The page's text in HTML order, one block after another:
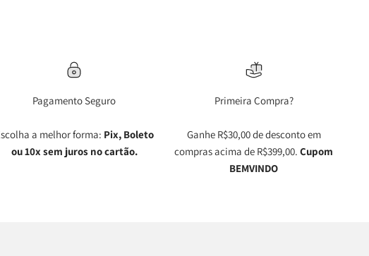
Pagamento Seguro
a melhor forma: Pix, Boleto
ou 10x sem juros no cartão.
Primeira Compra?
Ganhe R$30,00 de desconto em
compras acima de R$399,00.Cupom
BEMVINDO